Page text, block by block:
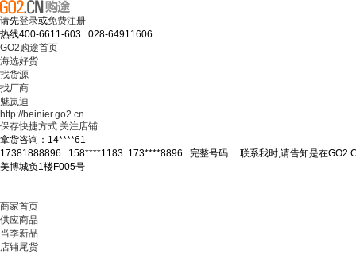
请先登录或免费注册
热线400-6611-603 028-64911606
GO2购途首页
海选好货
找货源
找厂商
魅岚迪
http://beinier.go2.cn
保存快捷方式 关注店铺
拿货咨询： 14****61
17381888896
158****1183 173****8896 完整号码
联系我时,请告知是在
美博城负1楼F005号
商家首页
供应商品
当季新品
店铺尾货